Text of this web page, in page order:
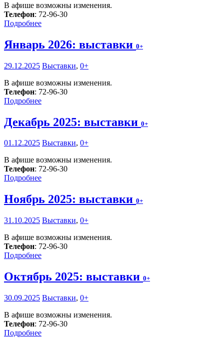
В афише возможны изменения.
Телефон: 72-96-30
Подробнее
Январь 2026: выставки 0+
29.12.2025 Выставки, 0+
В афише возможны изменения.
Телефон: 72-96-30
Подробнее
Декабрь 2025: выставки 0+
01.12.2025 Выставки, 0+
В афише возможны изменения.
Телефон: 72-96-30
Подробнее
Ноябрь 2025: выставки 0+
31.10.2025 Выставки, 0+
В афише возможны изменения.
Телефон: 72-96-30
Подробнее
Октябрь 2025: выставки 0+
30.09.2025 Выставки, 0+
В афише возможны изменения.
Телефон: 72-96-30
Подробнее